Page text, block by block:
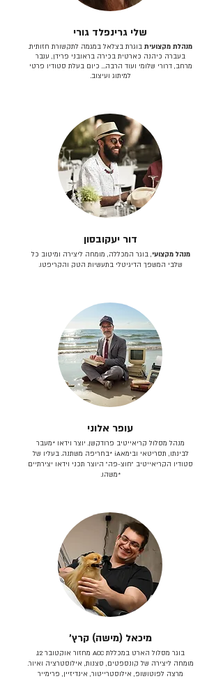
שלי גרינפלד גורי
מנהלת מקצועית בוגרת בצלאל במגמה לתקשורת חזותית.
בעברה כיהנה כארטית בכירה בראובני פרידן, ענבר
מרחב, דרורי שלומי ועוד הרבה… כיום בעלת סטודיו פרטי
למיתוג ועיצוב.
דור יעקובסון
מנהל מקצועי, בוגר המכללה, מומחה ליצירה ומיטוב כל
שלבי המשפך הדיגיטלי בתעשיות הטק והקריפטו.
עופר אלוני
מנהל מסלול קריאייטיב פרודקשן. יוצר וידאו *מעבר
לבינתו, תסריטאי וב​ימאiA‎ *בחריפה משתנה. בעליו של
סטודיו הקריאייטיב ״חוצ-פה״ היוצר תכני וידאו יצירתיים
*משהו.
מיכאל (מישה) קרץ׳
בוגר מסלול הארט במכללת ACC מחזור אוקטובר 12.
מומחה ליצירה של קונספטים, סצנות, אילוסטרציה ואיור.
מרצה לפוטושופ, אילוסטרייטור, אינדיזיין, פרימייר